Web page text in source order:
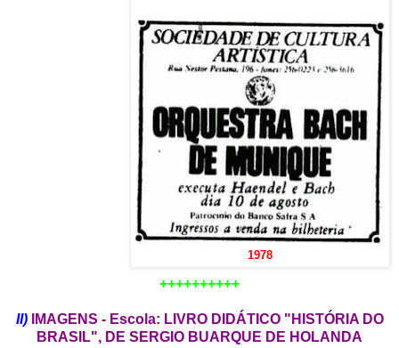
1978
++++++++++
II)
IMAGENS - Escola: LIVRO DIDÁTICO "HISTÓRIA DO
BRASIL", DE SERGIO BUARQUE DE HOLANDA